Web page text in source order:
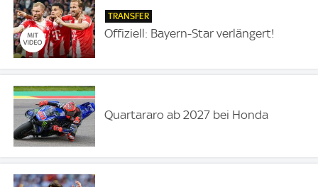
TRANSFER
Offiziell: Bayern-Star verlängert!
Quartararo ab 2027 bei Honda